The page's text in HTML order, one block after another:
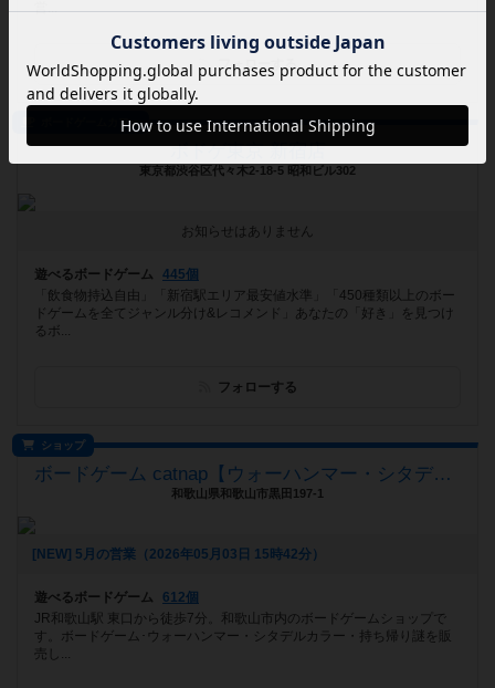
営...
フォローする
ボードゲームカフェ
ボドゲ東京 新宿店
東京都渋谷区代々木2-18-5 昭和ビル302
お知らせはありません
遊べるボードゲーム
445個
「飲食物持込自由」「新宿駅エリア最安値水準」「450種類以上のボー
ドゲームを全てジャンル分け&レコメンド」あなたの「好き」を見つけ
るボ...
フォローする
ショップ
ボードゲーム catnap【ウォーハンマー・シタデルカラー取扱店】
和歌山県和歌山市黒田197-1
[NEW] 5月の営業（2026年05月03日 15時42分）
遊べるボードゲーム
612個
JR和歌山駅 東口から徒歩7分。和歌山市内のボードゲームショップで
す。ボードゲーム･ウォーハンマー・シタデルカラー・持ち帰り謎を販
売し...